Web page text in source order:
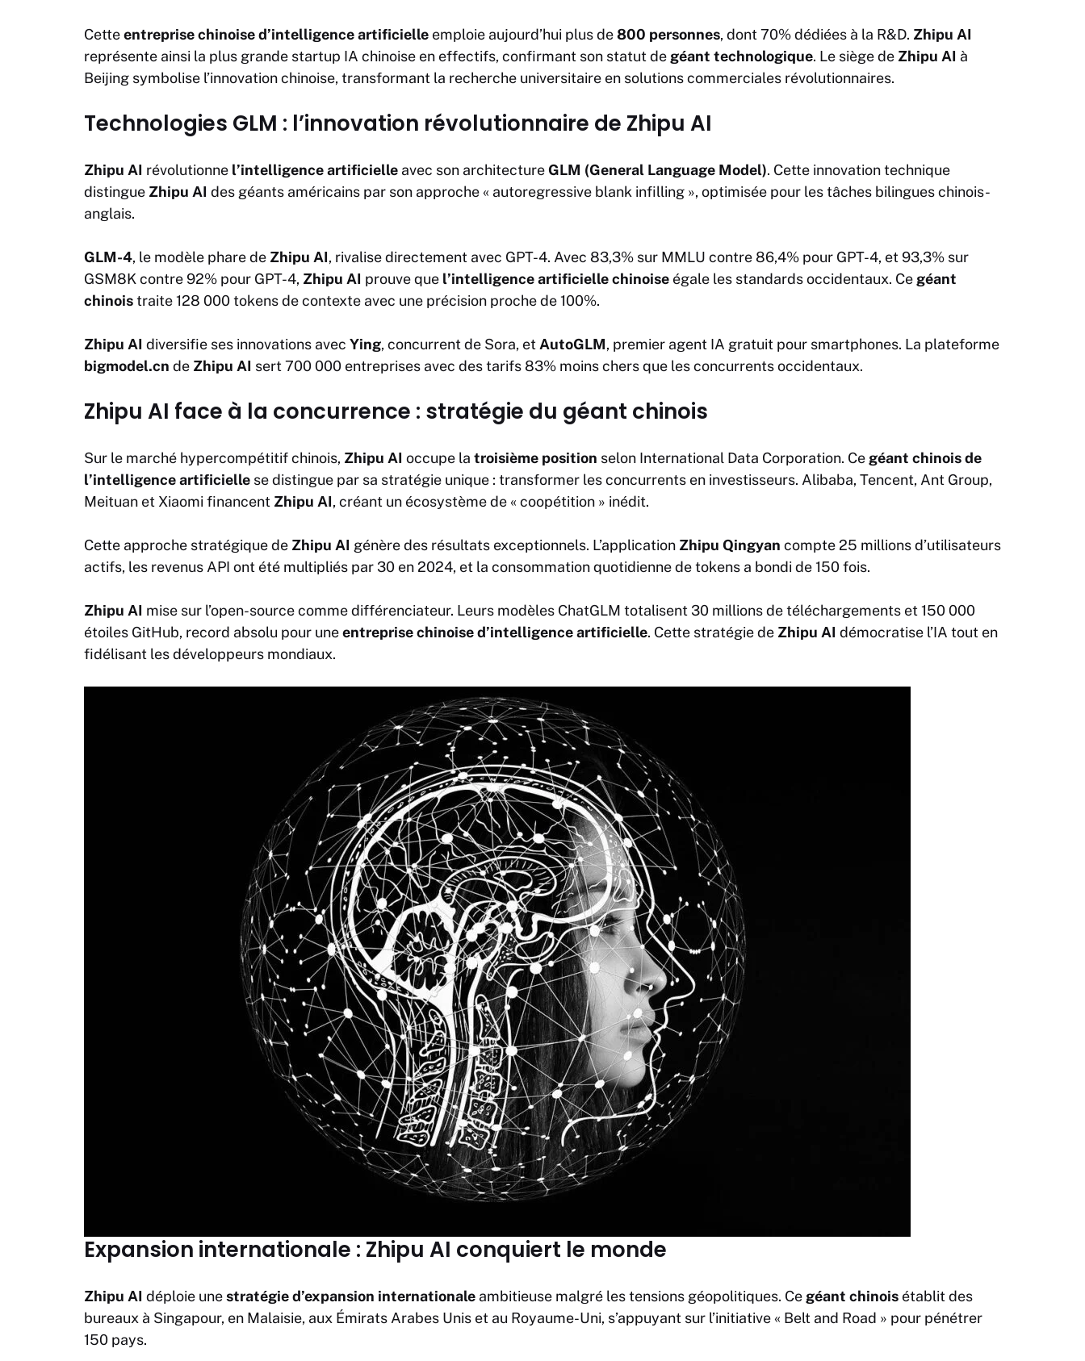
Cetteentreprise chinoise d’intelligence artificielle emploie aujourd’hui plus de800 personnes, dont 70% dédiées à la R&D. Zhipu AI
représente ainsi la plus grande startup IA chinoise en effectifs, confirmant son statut de géant technologique. Le siège de Zhipu AI à
Beijing symbolise l’innovation chinoise, transformant la recherche universitaire en solutions commerciales révolutionnaires.
Technologies GLM : l’innovation révolutionnaire de Zhipu AI
Zhipu AI révolutionne l’intelligence artificielle avec son architectureGLM (General Language Model). Cette innovationtechnique
distingue Zhipu AI des géants américains par son approche « autoregressive blank infilling », optimisée pour les tâches bilingues chinois-
anglais.
GLM-4, le modèle phare de Zhipu AI, rivalise directement avec GPT-4. Avec 83,3% sur MMLU contre 86,4% pour GPT-4, et 93,3% sur
GSM8K contre 92% pour GPT-4, Zhipu AI prouve que l’intelligence artificielle chinoise égale les standards occidentaux. Ce géant
chinoistraite 128 000 tokens de contexte avec une précision proche de 100%.
Zhipu AI diversifie ses innovations avec Ying, concurrent de Sora, et AutoGLM, premier agent IA gratuit pour smartphones. La plateforme
bigmodel.cn de Zhipu AI sert 700 000 entreprises avec des tarifs 83% moins chers que les concurrents occidentaux.
Zhipu AI face à la concurrence : stratégie du géant chinois
Sur le marché hypercompétitif chinois, Zhipu AI occupe la troisième position selon International Data Corporation. Ce géant chinois de
l’intelligence artificielle se distingue par sa stratégie unique : transformer les concurrents en investisseurs. Alibaba, Tencent, Ant Group,
Meituan et Xiaomi financent Zhipu AI, créant un écosystème de « coopétition » inédit.
Cette approche stratégique de Zhipu AI génère des résultats exceptionnels. L’application Zhipu Qingyan compte 25 millions d’utilisateurs
actifs, les revenus API ont été multipliés par 30 en 2024, et la consommation quotidienne de tokens a bondi de 150 fois.
Zhipu AI mise sur l’open-source comme différenciateur. Leurs modèles ChatGLM totalisent 30 millions de téléchargements et 150 000
étoiles GitHub, record absolu pour uneentreprise chinoise d’intelligence artificielle. Cette stratégie de Zhipu AI démocratise l’IA tout en
fidélisant les développeurs mondiaux.
Expansion internationale : Zhipu AI conquiert le monde
Zhipu AI déploie unestratégie d’expansion internationale ambitieuse malgré les tensions géopolitiques. Ce géant chinois établit des
bureaux à Singapour, en Malaisie, aux Émirats Arabes Unis et au Royaume-Uni, s’appuyant sur l’initiative « Belt and Road » pour pénétrer
150 pays.